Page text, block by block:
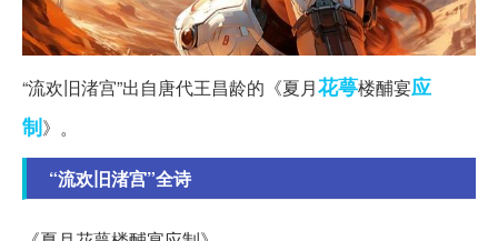
“流欢旧渚宫”出自唐代王昌龄的《夏月花萼楼酺宴应
制》。
“流欢旧渚宫”全诗